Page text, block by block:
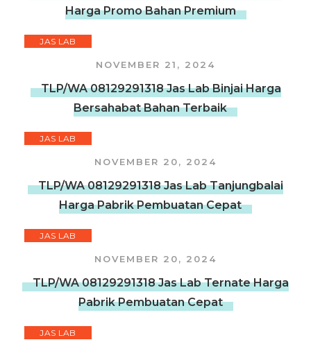
Harga Promo Bahan Premium
JAS LAB
NOVEMBER 21, 2024
TLP/WA 08129291318 Jas Lab Binjai Harga
Bersahabat Bahan Terbaik
JAS LAB
NOVEMBER 20, 2024
TLP/WA 08129291318 Jas Lab Tanjungbalai
Harga Pabrik Pembuatan Cepat
JAS LAB
NOVEMBER 20, 2024
TLP/WA 08129291318 Jas Lab Ternate Harga
Pabrik Pembuatan Cepat
JAS LAB